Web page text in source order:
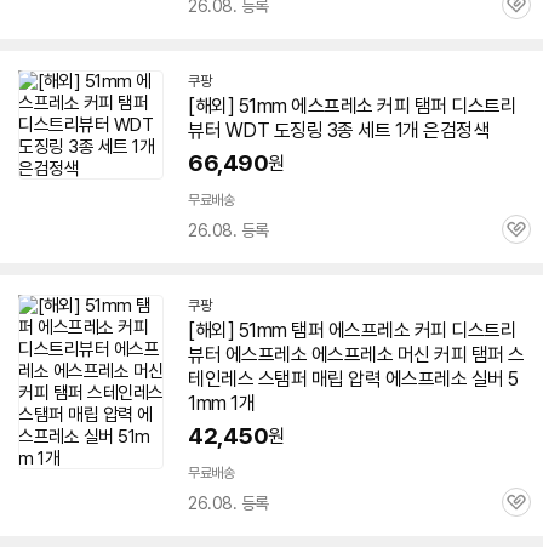
26.08. 등록
관
쿠팡
[해외] 51mm 에스프레소 커피 탬퍼 디스트리
뷰터 WDT 도징링 3종 세트 1개 은검정색
66,490원
무료배송
26.08. 등록
관
쿠팡
[해외] 51mm 탬퍼 에스프레소 커피 디스트리
뷰터 에스프레소 에스프레소 머신 커피 탬퍼 스
테인레스 스탬퍼 매립 압력 에스프레소 실버 5
1mm 1개
42,450원
무료배송
26.08. 등록
관